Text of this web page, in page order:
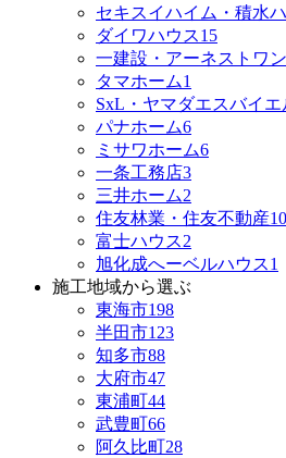
セキスイハイム・積水
ダイワハウス15
一建設・アーネストワン
タマホーム1
SxL・ヤマダエスバイエ
パナホーム6
ミサワホーム6
一条工務店3
三井ホーム2
住友林業・住友不動産10
富士ハウス2
旭化成へーベルハウス1
施工地域から選ぶ
東海市198
半田市123
知多市88
大府市47
東浦町44
武豊町66
阿久比町28